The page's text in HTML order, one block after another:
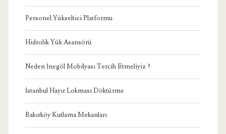
Personel Yükseltici Platformu
Hidrolik Yük Asansörü
Neden İnegöl Mobilyası Tercih Etmeliyiz ?
İstanbul Hayır Lokması Döktürme
Bakırköy Kutlama Mekanları